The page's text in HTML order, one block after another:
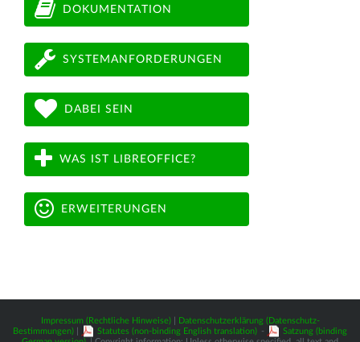
DOKUMENTATION
SYSTEMANFORDERUNGEN
DABEI SEIN
WAS IST LIBREOFFICE?
ERWEITERUNGEN
Impressum (Rechtliche Hinweise)|
Datenschutzerklärung (Datenschutz-
Bestimmungen)
Statutes (non-binding English translation) -
Satzung (binding